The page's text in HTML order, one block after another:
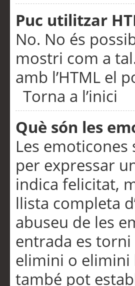
Puc utilitzar
No. No és
mostri com a
amb l’HTML el
Torna a l’inici
Què són les
Les
per expressar
indica felicitat,
llista completa
abuseu de les
entrada es torni
elimini o elimini
també pot